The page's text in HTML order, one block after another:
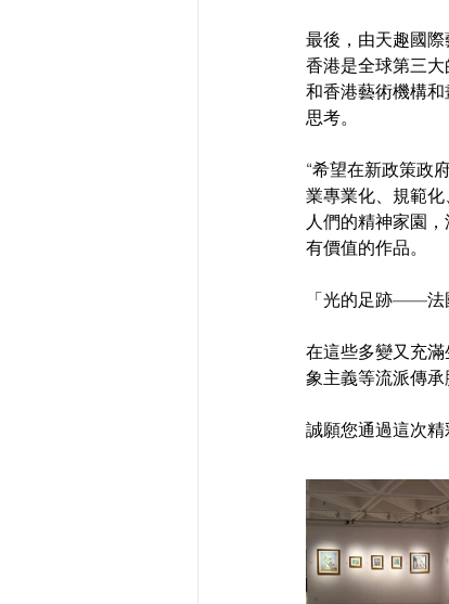
最後，由天趣國
香港是全球第三
和香港藝術機構
思考。
“希望在新政策政
業專業化、規範
人們的精神家園
有價值的作品。
「光的足跡——法
在這些多變又充
象主義等流派傳
誠願您通過這次精